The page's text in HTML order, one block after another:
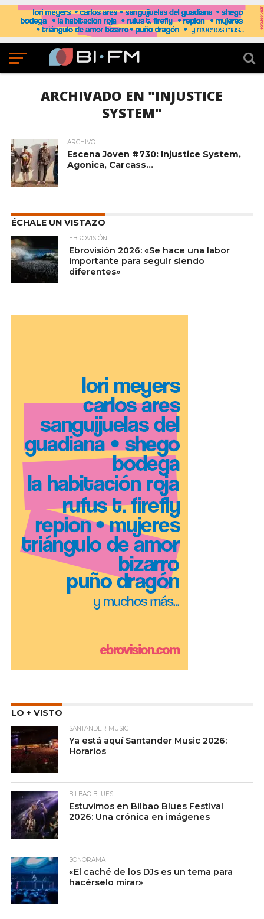
ARCHIVADO EN "INJUSTICE
SYSTEM"
ARCHIVO
Escena Joven #730: Injustice System,
Agonica, Carcass…
ÉCHALE UN VISTAZO
EBROVISIÓN
Ebrovisión 2026: «Se hace una labor
importante para seguir siendo
diferentes»
LO + VISTO
SANTANDER MUSIC
Ya está aquí Santander Music 2026:
Horarios
BILBAO BLUES
Estuvimos en Bilbao Blues Festival
2026: Una crónica en imágenes
SONORAMA
«El caché de los DJs es un tema para
hacérselo mirar»